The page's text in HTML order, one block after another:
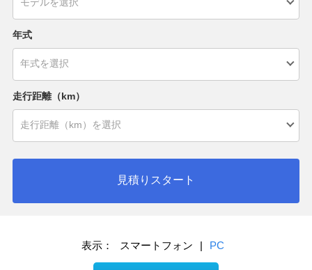
年式
走行距離（km）
見積りスタート
表示： スマートフォン | PC